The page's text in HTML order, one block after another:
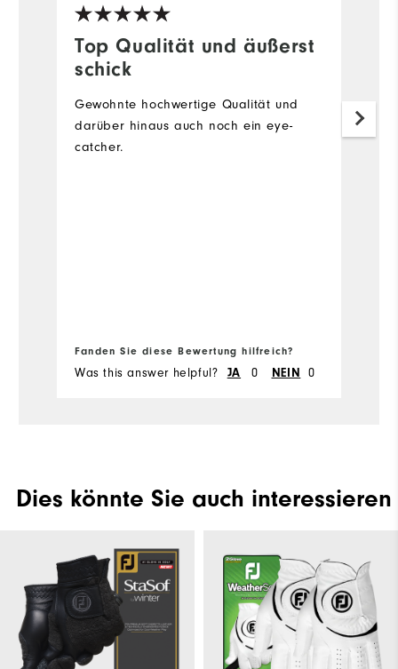
Top Qualität und äußerst
schick
Gewohnte hochwertige Qualität und
darüber hinaus auch noch ein eye-
catcher.
Fanden Sie diese Bewertung hilfreich?
Was this answer helpful? JA 0 NEIN 0
Dies könnte Sie auch interessieren